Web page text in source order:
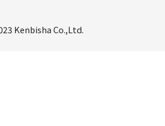
Kenbisha Co.,Ltd.